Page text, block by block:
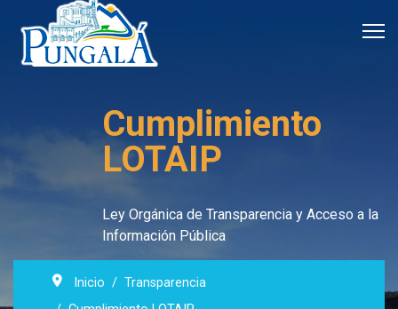
Cumplimiento
LOTAIP
Ley Orgánica de Transparencia y Acceso a la
Información Pública
Inicio
Transparencia